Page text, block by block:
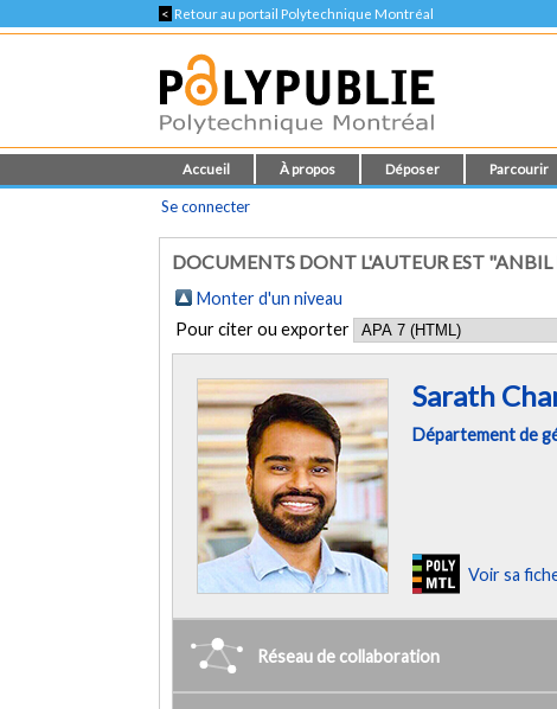
< Retour au portail Polytechnique Montréal
Accueil À propos Déposer Parcourir
Se connecter
DOCUMENTS DONT L'AUTEUR EST
Monter d'un niveau
Pour citer ou exporter
Sarath
Département de
Voir sa
Réseau de collaboration